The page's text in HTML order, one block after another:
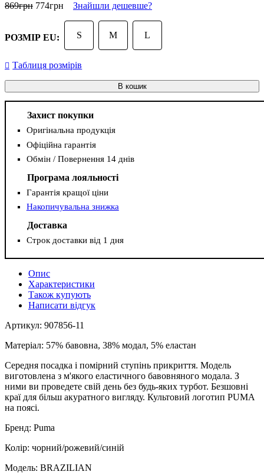
869грн 774грн Знайшли дешевше?
РОЗМІР EU: S M L
Таблиця розмірів
В кошик
Захист покупки
Оригінальна продукція
Офіційна гарантія
Обмін / Повернення 14 днів
Програма лояльності
Гарантія кращої ціни
Накопичувальна знижка
Доставка
Строк доставки від 1 дня
Опис
Характеристики
Також купують
Написати відгук
Артикул: 907856-11
Матеріал: 57% бавовна, 38% модал, 5% еластан
Середня посадка і помірний ступінь прикриття. Модель
виготовлена з м'якого еластичного бавовняного модала. З
ними ви проведете свій день без будь-яких турбот. Безшовні
краї для більш акуратного вигляду. Культовий логотип PUMA
на поясі.
Бренд: Puma
Колір: чорний/рожевий/синій
Модель: BRAZILIAN